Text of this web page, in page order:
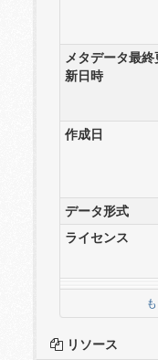
メタデータ最終
新日時
作成日
データ形式
ライセンス
リソース